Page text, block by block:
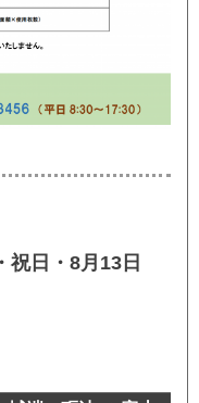
祝日・8月13日